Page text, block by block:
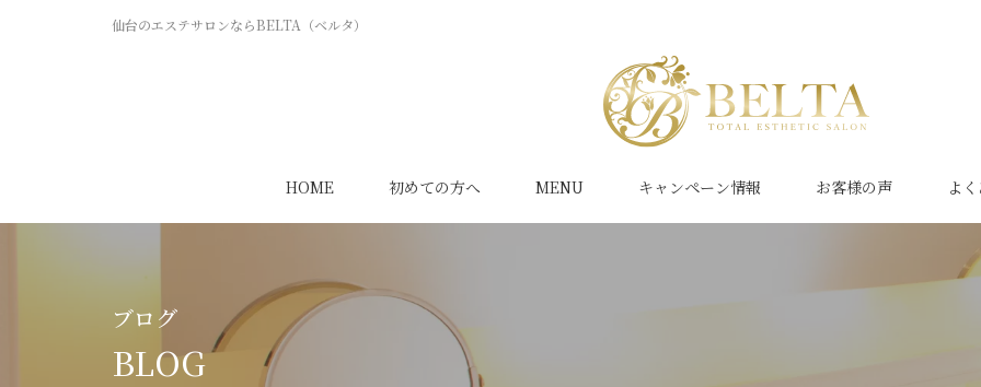
仙台のエステサロンならBELTA（ベルタ）
HOME 初めての方へ MENU キャンペーン情報 お客様の声 よ
ブログ
BLOG